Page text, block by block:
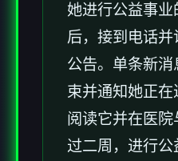
她进行公益事业
后，接到电话
公告。单条新
束并通知她正在
阅读它并在医
过二周，进行